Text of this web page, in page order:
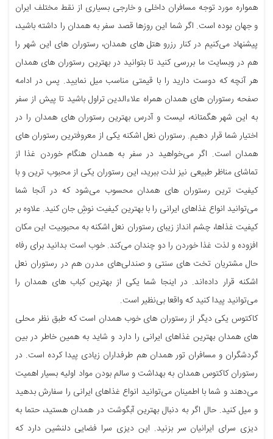
همواره مورد توجه مسافران داخلی و خارجی بسیاری از نقط مختلف ایران
و جهان بوده است. اگر شما این روزها قصد سفر به همدان را داشته باشید،
پیشنهاد می‌کنیم در کنار رزرو هتل های همدان، رستوران های این شهر را
هم در وبسایت ما بررسی کنید تا بتوانید در بهترین رستوران های همدان
هر آنچه که دوست دارید را با قیمتی مناسب میل نمایید. پس در ادامه
صفحه رستوران های همدان همراه علاءالدین تراول باشید تا پیش از سفر
به این شهر هگمتانه، لیست و آدرس بهترین رستوران های همدان را در
اختیار شما قرار دهیم. رستوران نعل اشکنه یکی از معروفترین رستوران های
همدان است. اگر می‌خواهید در سفر به همدان هنگام خوردن غذا از
تماشای مناظر طبیعی نیز لذت ببرید، این رستوران یکی از محبوب ترین و با
کیفیت ترین رستوران های همدان محسوب می‌شود که در آنجا شما
می‌توانید انواع غذاهای ایرانی را با بهترین کیفیت نوشِ جان کنید. علاوه بر
کیفیت غذاها، چشم انداز زیبای رستوران نعل اشکنه به محبوبیت این مکان
افزوده و لذت غذا خوردن را دو چندان می‌کند. خوب است بدانید برای رفاه
حال مشتریان تخت های سنتی و صندلی‌های مدرن هم در رستوران نعل
اشکنه قرار داده‌اند. در اینجا شما یکی از بهترین کباب های همدان را
می‌توانید پیدا کنید که واقعا بی‌نظیر است.
کاکتوس یکی دیگر از رستوران های خوب همدان است که طبق نظر محلی
های همدان بهترین غذاهای ایرانی را دارد و شاید به همین خاطر در بین
گردشگران و مسافران تور همدان هم طرفداران زیادی پیدا کرده است. در
رستوران کاکتوس همدان به بهداشت و سالم بودن مواد اولیه بسیار اهمیت
می‌دهند و شما با اطمینان می‌توانید انواع غذاهای ایرانی را سفارش بدهید
و میل کنید. حال اگر به دنبال بهترین آبگوشت در همدان هستید، حتما به
دیزی سرای ایرانیان سر بزنید. این دیزی سرا فضایی دلنشین دارد که